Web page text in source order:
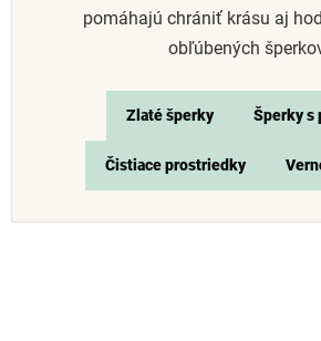
pomáhajú chrániť krásu aj
obľúbených
Zlaté šperky Šperky s
Čistiace prostriedky